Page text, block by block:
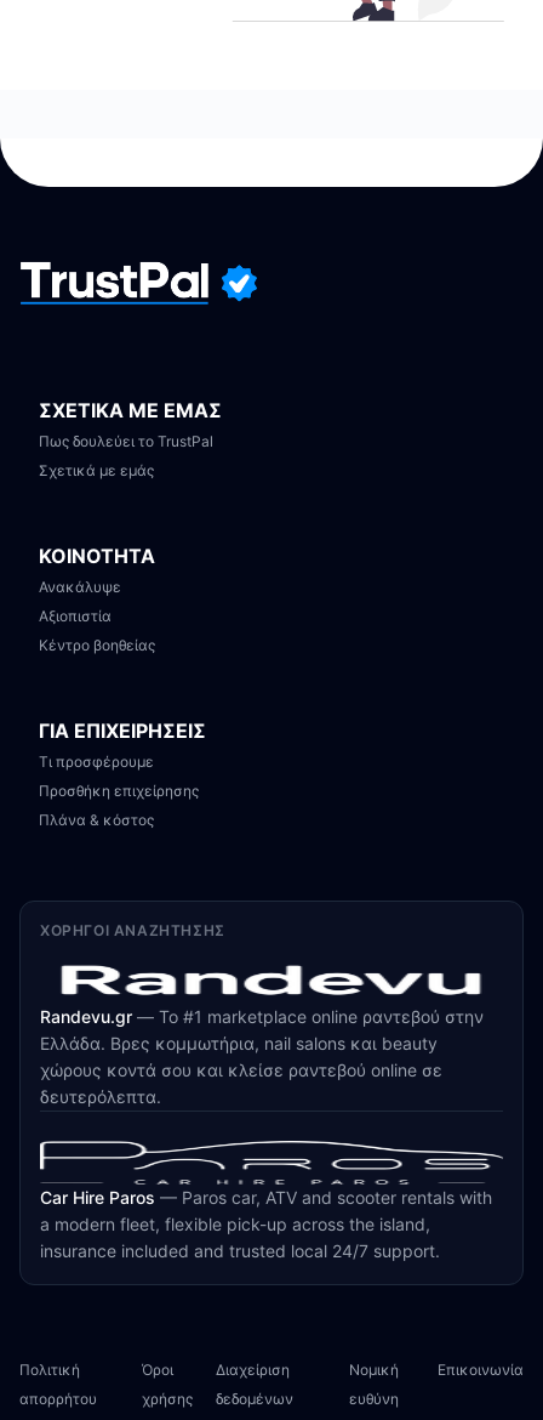
ΣΧΕΤΙΚΑ ΜΕ ΕΜΑΣ
Πως δουλεύει το TrustPal
Σχετικά με εμάς
ΚΟΙΝΟΤΗΤΑ
Ανακάλυψε
Αξιοπιστία
Κέντρο βοηθείας
ΓΙΑ ΕΠΙΧΕΙΡΗΣΕΙΣ
Τι προσφέρουμε
Προσθήκη επιχείρησης
Πλάνα & κόστος
ΧΟΡΗΓΟΊ ΑΝΑΖΉΤΗΣΗΣ
Randevu.gr — Το #1 marketplace online ραντεβού στην
Ελλάδα. Βρες κομμωτήρια, nail salons και beauty
χώρους κοντά σου και κλείσε ραντεβού online σε
δευτερόλεπτα.
Car Hire Paros — Paros car, ATV and scooter rentals with
a modern fleet, flexible pick-up across the island,
insurance included and trusted local 24/7 support.
Πολιτική
απορρήτου
Όροι
χρήσης
Διαχείριση
δεδομένων
Νομική
ευθύνη
Επικοινωνία